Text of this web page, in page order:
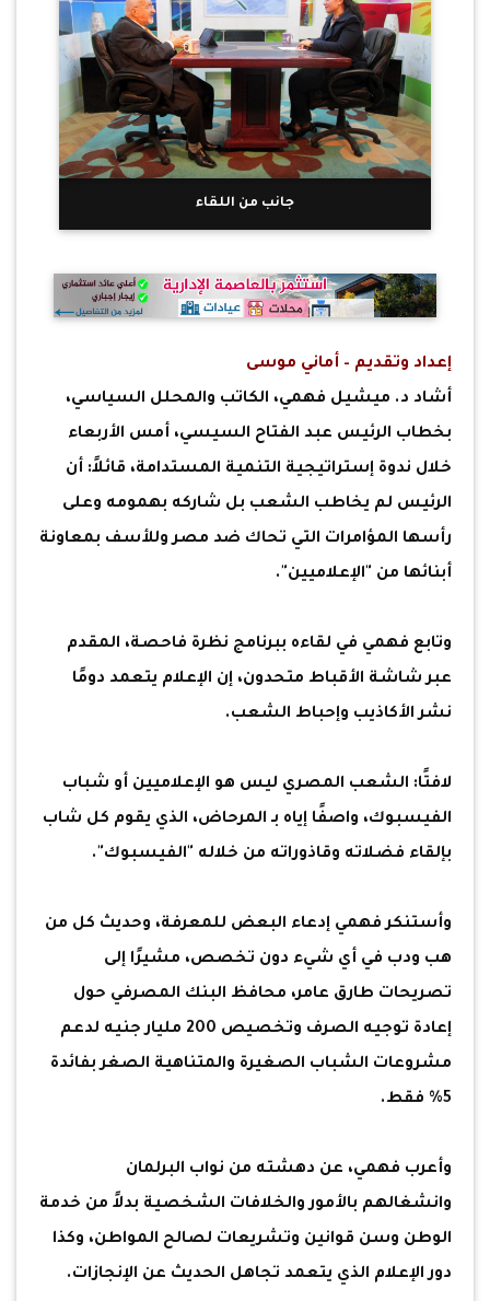
جانب من اللقاء
إعداد وتقديم – أماني موسى
أشاد د. ميشيل فهمي، الكاتب والمحلل السياسي،
بخطاب الرئيس عبد الفتاح السيسي، أمس الأربعاء
خلال ندوة إستراتيجية التنمية المستدامة، قائلاً: أن
الرئيس لم يخاطب الشعب بل شاركه بهمومه وعلى
رأسها المؤامرات التي تحاك ضد مصر وللأسف بمعاونة
أبنائها من "الإعلاميين".
وتابع فهمي في لقاءه ببرنامج نظرة فاحصة، المقدم
عبر شاشة الأقباط متحدون، إن الإعلام يتعمد دومًا
نشر الأكاذيب وإحباط الشعب.
لافتًا: الشعب المصري ليس هو الإعلاميين أو شباب
الفيسبوك، واصفًا إياه بـ المرحاض، الذي يقوم كل شاب
بإلقاء فضلاته وقاذوراته من خلاله "الفيسبوك".
وأستنكر فهمي إدعاء البعض للمعرفة، وحديث كل من
هب ودب في أي شيء دون تخصص، مشيرًا إلى
تصريحات طارق عامر، محافظ البنك المصرفي حول
إعادة توجيه الصرف وتخصيص 200 مليار جنيه لدعم
مشروعات الشباب الصغيرة والمتناهية الصغر بفائدة
5% فقط.
وأعرب فهمي، عن دهشته من نواب البرلمان
وانشغالهم بالأمور والخلافات الشخصية بدلاً من خدمة
الوطن وسن قوانين وتشريعات لصالح المواطن، وكذا
دور الإعلام الذي يتعمد تجاهل الحديث عن الإنجازات.